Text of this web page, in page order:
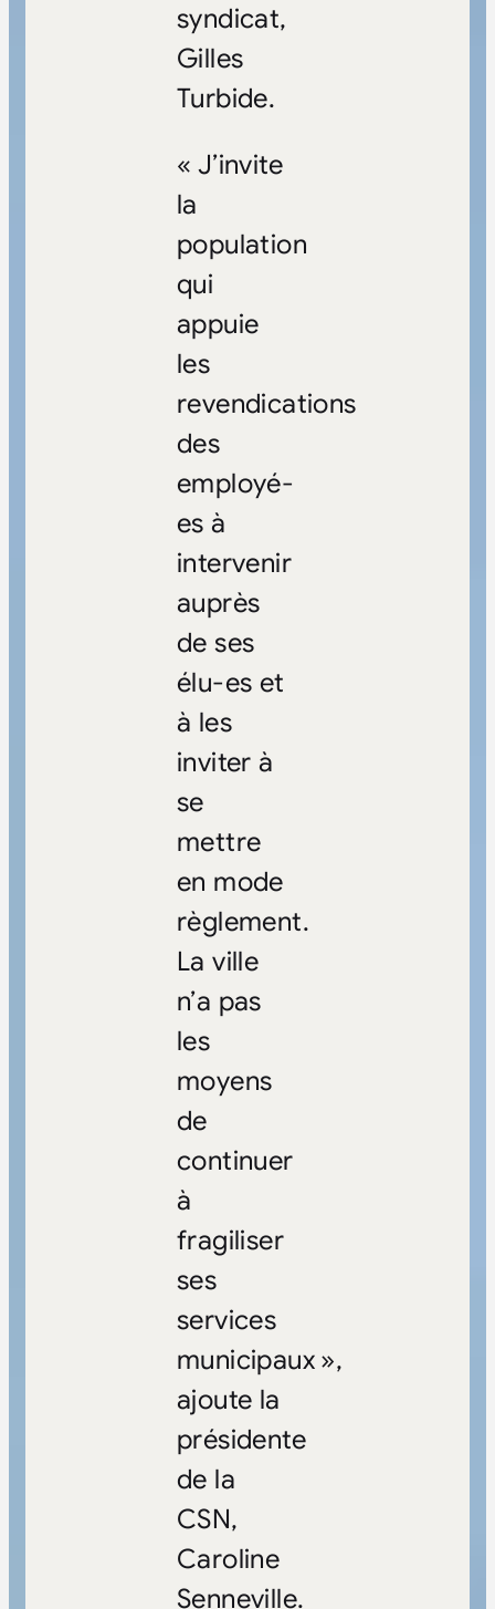
syndicat,
Gilles
Turbide.
« J’invite
la
population
qui
appuie
les
revendications
des
employé-
es à
intervenir
auprès
de ses
élu-es et
à les
inviter à
se
mettre
en mode
règlement.
La ville
n’a pas
les
moyens
de
continuer
à
fragiliser
ses
services
municipaux »,
ajoute la
présidente
de la
CSN,
Caroline
Senneville.